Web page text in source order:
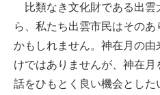
比類なき文化財である出雲
ら、私たち出雲市民はその
かもしれません。神在月の
けではありませんが、神在
話をひもとく良い機会とした